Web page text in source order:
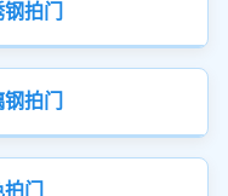
拍门
拍门
门